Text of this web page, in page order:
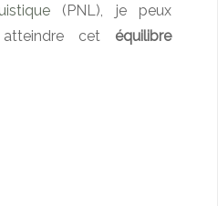
(PNL), je peux
cet équilibre